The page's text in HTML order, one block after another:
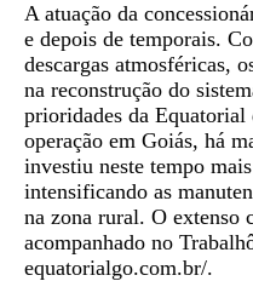
A atuação da
e depois de temporais.
descargas atmosféricas,
na reconstrução do
prioridades da Equatorial
operação em Goiás, há
investiu neste tempo
intensificando as
na zona rural. O extenso
acompanhado no
equatorialgo.com.br/.